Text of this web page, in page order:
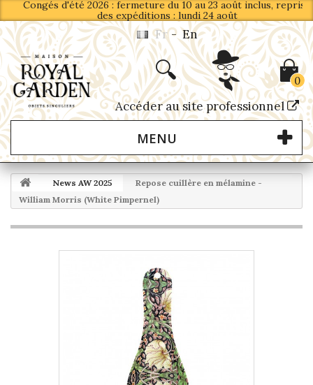
Congés d'été 2026 : fermeture du 10 au 23 août inclus, reprise
des expéditions : lundi 24 août
Fr - En
0
MENU
Accéder au site professionnel
News AW 2025
Repose cuillère en mélamine -
William Morris (White Pimpernel)